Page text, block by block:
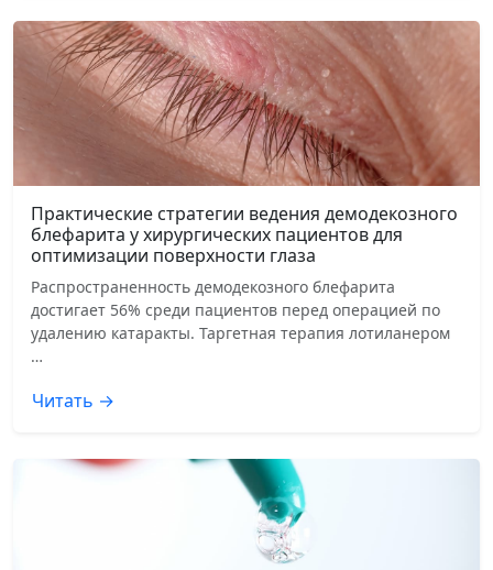
Практические стратегии ведения демодекозного
блефарита у хирургических пациентов для
оптимизации поверхности глаза
Распространенность демодекозного блефарита
достигает 56% среди пациентов перед операцией по
удалению катаракты. Таргетная терапия лотиланером
…
Читать →